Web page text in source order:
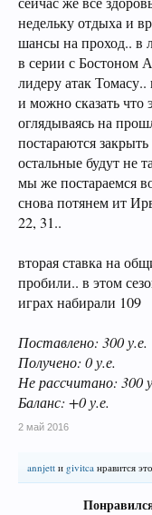
недельку отдыха и
шансы на проход.. в
в серии с Бостоном
лидеру атак
и можно сказать что
оглядываясь на
постараются
остальные будут не
мы же постараемся
снова потянем ит
22, 31..
вторая ставка на
пробили.. в этом
играх набирали 109
Поставлено: 300 у.е.
Получено: 0 у.е.
Не рассчитано: 300
Баланс: +0 у.е.
2 май 2016
annjett и givitca нравится